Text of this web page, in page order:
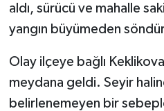
aldı, sürücü ve mahalle
yangın büyümeden
Olay ilçeye bağlı
meydana geldi. Seyir
belirlenemeyen bir